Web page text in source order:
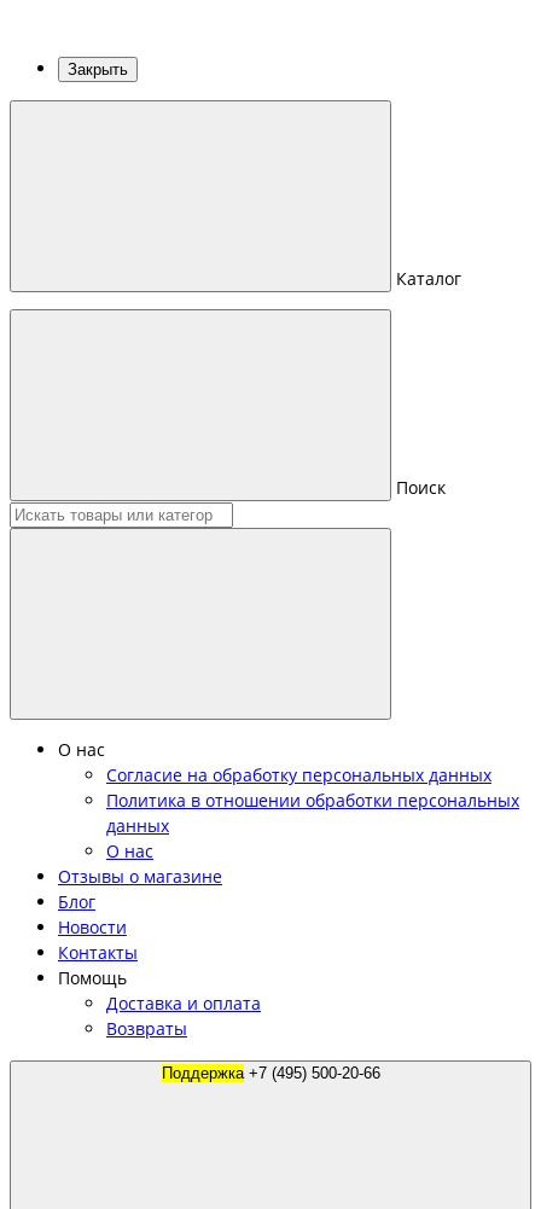
Закрыть
Каталог
Поиск
О нас
Согласие на обработку персональных данных
Политика в отношении обработки персональных
данных
О нас
Отзывы о магазине
Блог
Новости
Контакты
Помощь
Доставка и оплата
Возвраты
Поддержка +7 (495) 500-20-66